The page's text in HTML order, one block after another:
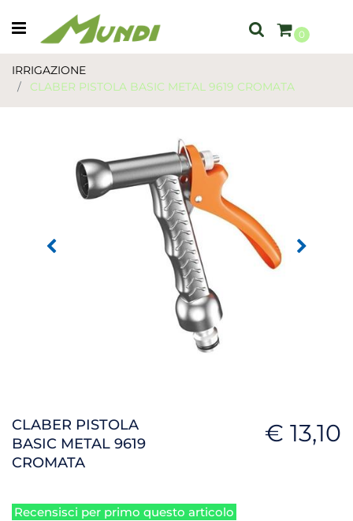
Open menu
0
IRRIGAZIONE
CLABER PISTOLA BASIC METAL 9619 CROMATA
CLABER PISTOLA
BASIC METAL 9619
CROMATA
€ 13,10
Recensisci per primo questo articolo